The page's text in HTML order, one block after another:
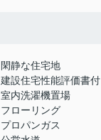
閑静な住宅地
建設住宅性能評価書付
室内洗濯機置場
フローリング
プロパンガス